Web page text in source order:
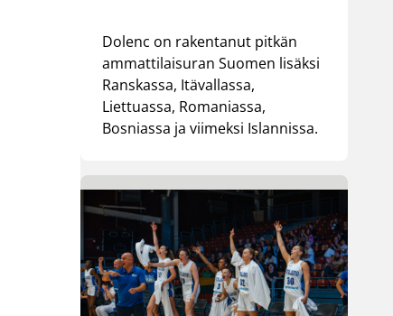
Dolenc on rakentanut pitkän
ammattilaisuran Suomen lisäksi
Ranskassa, Itävallassa,
Liettuassa, Romaniassa,
Bosniassa ja viimeksi Islannissa.